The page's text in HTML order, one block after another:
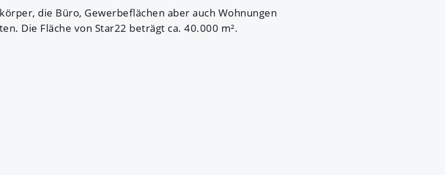
die Büro, Gewerbeflächen aber auch Wohnungen
Die Fläche von Star22 beträgt ca. 40.000 m².